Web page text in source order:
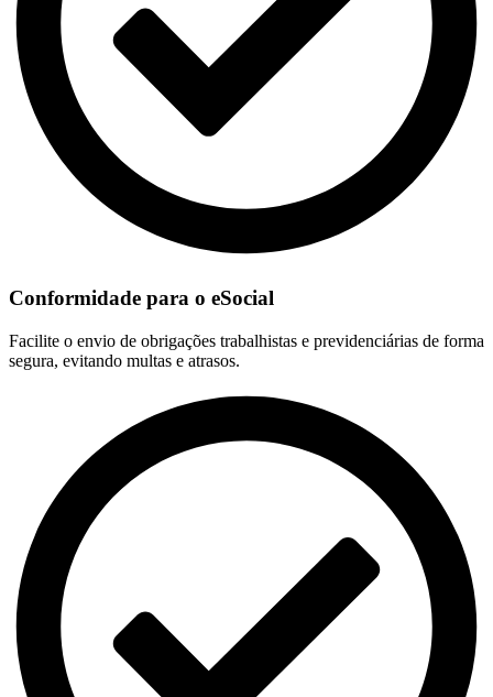
Conformidade para o eSocial
Facilite o envio de obrigações trabalhistas e previdenciárias de forma
segura, evitando multas e atrasos.